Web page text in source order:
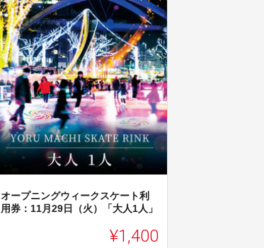
オープニングウィークスケート利
用券：11月29日（火）「大人1人」
¥1,400